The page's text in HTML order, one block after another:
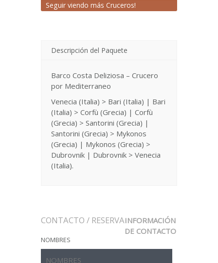
Seguir viendo más Cruceros!
Descripción del Paquete
Barco Costa Deliziosa – Crucero
por Mediterraneo
Venecia (Italia) > Bari (Italia) | Bari
(Italia) > Corfù (Grecia) | Corfù
(Grecia) > Santorini (Grecia) |
Santorini (Grecia) > Mykonos
(Grecia) | Mykonos (Grecia) >
Dubrovnik | Dubrovnik > Venecia
(Italia).
CONTACTO / RESERVAINFORMACIÓN
DE CONTACTO
NOMBRES